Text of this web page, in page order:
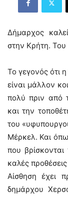
Δήμαρχος
στην Κρήτη.
Το γεγονός ότι
είναι μάλλον
πολύ πριν από
και την
του
Μέρκελ. Και
που
καλές
Αίσθηση έχει
δημάρχου